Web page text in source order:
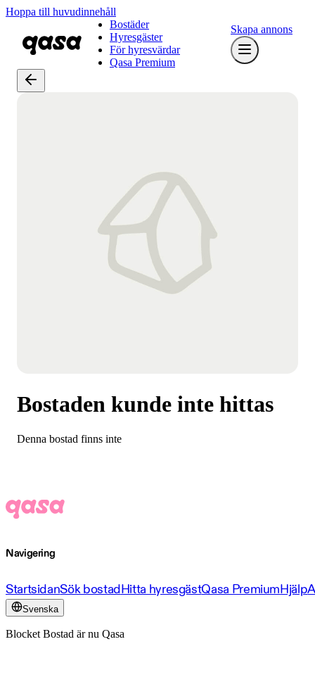
Hoppa till huvudinnehåll
Bostäder
Hyresgäster
För hyresvärdar
Qasa Premium
Skapa annons
Bostaden kunde inte hittas
Denna bostad finns inte
Navigering
StartsidanSök bostadHitta hyresgästQasa PremiumHjälp
Svenska
Blocket Bostad är nu Qasa